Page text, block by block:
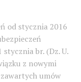
od stycznia 2016
stycznia br. (Dz. U.
z nowymi
umów